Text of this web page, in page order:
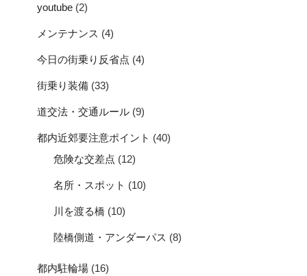
youtube (2)
メンテナンス (4)
今日の街乗り反省点 (4)
街乗り装備 (33)
道交法・交通ルール (9)
都内近郊要注意ポイント (40)
危険な交差点 (12)
名所・スポット (10)
川を渡る橋 (10)
陸橋側道・アンダーパス (8)
都内駐輪場 (16)